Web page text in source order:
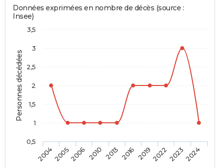
Personnes décédées
Données exprimées en nombre de décès (source :
Insee)
200420052006 2010 2013 2016 2019202220232024
0,5
1
1,5
2
2,5
3
3,5